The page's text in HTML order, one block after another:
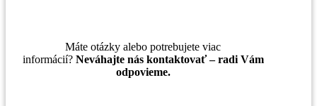
Máte otázky alebo potrebujete viac
informácií? Neváhajte nás kontaktovať – radi Vám
odpovieme.